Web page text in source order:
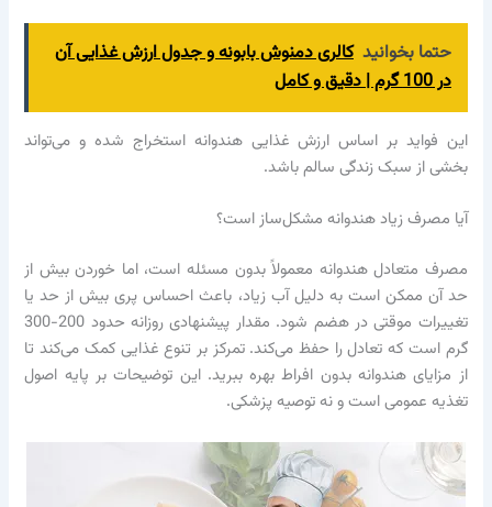
حتما بخوانید کالری دمنوش بابونه و جدول ارزش غذایی آن
در 100 گرم | دقیق و کامل
این فواید بر اساس ارزش غذایی هندوانه استخراج شده و می‌تواند
بخشی از سبک زندگی سالم باشد.
آیا مصرف زیاد هندوانه مشکل‌ساز است؟
مصرف متعادل هندوانه معمولاً بدون مسئله است، اما خوردن بیش از
حد آن ممکن است به دلیل آب زیاد، باعث احساس پری بیش از حد یا
تغییرات موقتی در هضم شود. مقدار پیشنهادی روزانه حدود 200-300
گرم است که تعادل را حفظ می‌کند. تمرکز بر تنوع غذایی کمک می‌کند تا
از مزایای هندوانه بدون افراط بهره ببرید. این توضیحات بر پایه اصول
تغذیه عمومی است و نه توصیه پزشکی.